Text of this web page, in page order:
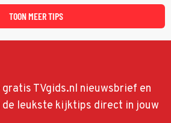
TOON MEER TIPS
TVgids.nl nieuwsbrief en
de leukste kijktips direct in jouw